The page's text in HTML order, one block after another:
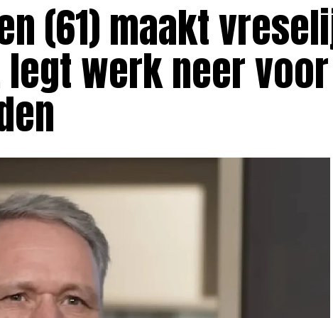
(61) maakt
werk neer